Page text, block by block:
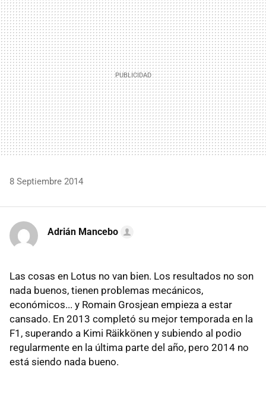
MAIL
8 Septiembre 2014
Adrián Mancebo
Las cosas en Lotus no van bien. Los resultados no son
nada buenos, tienen problemas mecánicos,
económicos... y Romain Grosjean empieza a estar
cansado. En 2013 completó su mejor temporada en la
F1, superando a Kimi Räikkönen y subiendo al podio
regularmente en la última parte del año, pero 2014 no
está siendo nada bueno.